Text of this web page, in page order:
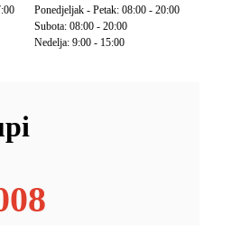
Ponedjeljak - Petak: 08:00 - 20:00
Subota: 08:00 - 20:00
Nedelja: 9:00 - 15:00